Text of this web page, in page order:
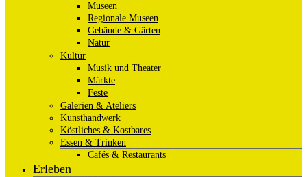
Museen
Regionale Museen
Gebäude & Gärten
Natur
Kultur
Musik und Theater
Märkte
Feste
Galerien & Ateliers
Kunsthandwerk
Köstliches & Kostbares
Essen & Trinken
Cafés & Restaurants
Erleben